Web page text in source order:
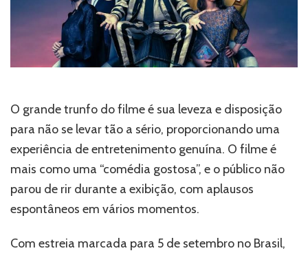
O grande trunfo do filme é sua leveza e disposição
para não se levar tão a sério, proporcionando uma
experiência de entretenimento genuína. O filme é
mais como uma “comédia gostosa”, e o público não
parou de rir durante a exibição, com aplausos
espontâneos em vários momentos.
Com estreia marcada para 5 de setembro no Brasil,